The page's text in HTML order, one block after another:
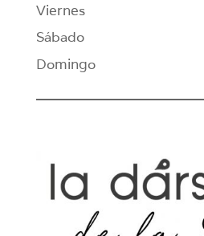
Viernes
Sábado
Domingo